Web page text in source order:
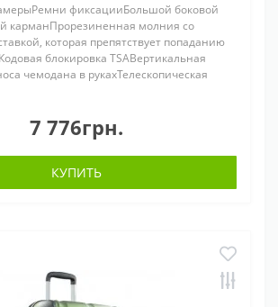
фиксацииБольшой боковой
карманПрорезиненная молния со
которая препятствует попаданию
блокировка TSAВертикальная
чемодана в рукахТелескопическая
7 776грн.
КУПИТЬ